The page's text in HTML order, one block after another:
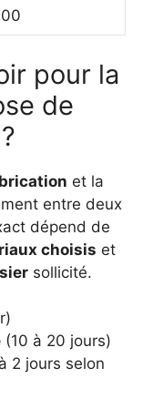
pour la
de
et la
entre deux
dépend de
choisis et
sollicité.
(10 à 20 jours)
2 jours selon